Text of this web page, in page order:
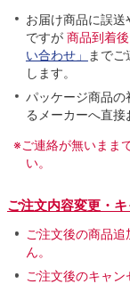
お届け商品に誤
ですが 商品到着
い合わせ」
まで
します。
パッケージ商品
るメーカーへ直接
※ご連絡が無いまま
い。
ご注文内容変更・
ご注文後の商品
ん。
ご注文後のキャン